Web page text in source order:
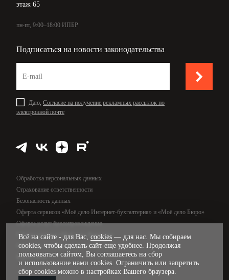
этаж 65
пн-пт, 9:00–18:00 ИПБР
Подписаться на новости законодательства
Даю, Согласие на получение рекламных рассылок по
электронной почте
Обработка персональных данных
Страхование ответственности
Безопасность данных
Оферта сервисов «Моё дело Интернет-бухгалтерия» и «Моё дело Бюро»
Оферта услуг бухсопровождения
Оферта сервиса «Моё дело Финансы»
Оферта услуг управленческого учёта
Карта сайта
Всё на сайте - для Вас, cookies — для нас. Мы собираем
cookies, чтобы сделать сайт еще удобнее. Продолжая
пользоваться сайтом, Вы соглашаетесь на сбор
и использование нами cookies. Ограничить или запретить
сбор cookies можно в настройках Вашего браузера.